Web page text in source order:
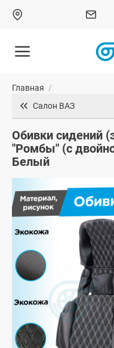
Главная /
Салон ВАЗ
Обивки сидений
"Ромбы" (с
Белый